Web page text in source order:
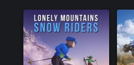
Trials Fusion: Empire of the Sky
Trials Fusion: Fault One Zero
Trials Fusion: Fire in the deep
Trials Fusion - 防護服
Trials Fusion Season Pass